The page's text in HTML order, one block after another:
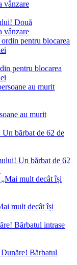
Două
vânzare
pentru blocarea
au murit
Un bărbat de 62
mult decât își
Bărbatul